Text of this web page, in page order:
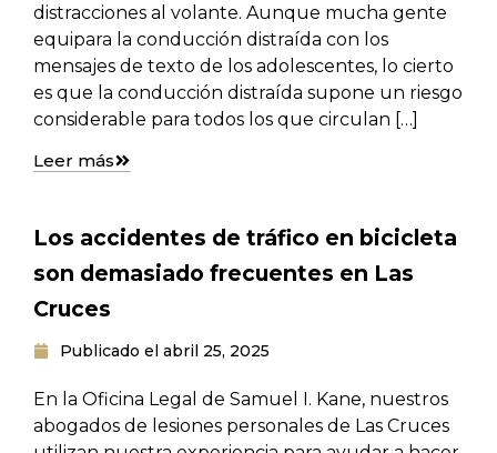
distracciones al volante. Aunque mucha gente
equipara la conducción distraída con los
mensajes de texto de los adolescentes, lo cierto
es que la conducción distraída supone un riesgo
considerable para todos los que circulan […]
Leer más
Los accidentes de tráfico en bicicleta
son demasiado frecuentes en Las
Cruces
Publicado el abril 25, 2025
En la Oficina Legal de Samuel I. Kane, nuestros
abogados de lesiones personales de Las Cruces